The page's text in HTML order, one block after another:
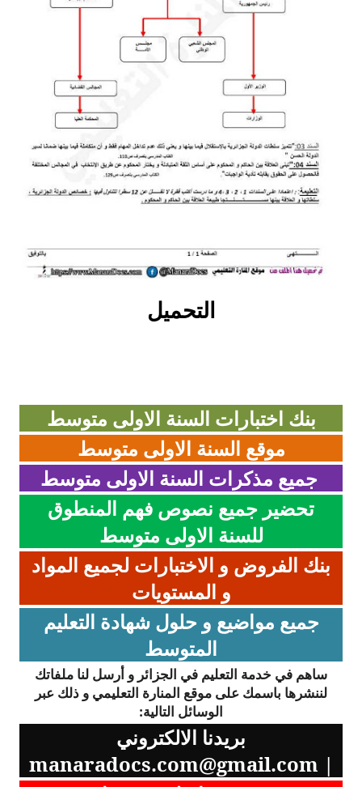
البحوث الجاهزة
بحوث اللغة العربية
بحوث الرياضيات
بحوث التاريخ و الجغرافيا
بحوث الفيزياء و الكيمياء
بحوث العلوم الطبيعية
بحوث اللغة الانجليزية
بحوث في مجالات اخرىالتحميل
بنك اختبارات السنة الاولى متوسط
موقع السنة الاولى متوسط
جميع مذكرات السنة الاولى متوسط
تحضير جميع نصوص فهم المنطوق
للسنة الاولى متوسط
بنك الفروض و الاختبارات لجميع المواد
و المستويات
جميع مواضيع و حلول شهادة التعليم
المتوسط
ساهم في خدمة التعليم في الجزائر و أرسل لنا ملفاتك
لننشرها باسمك على موقع المنارة التعليمي و ذلك عبر
الوسائل التالية:
بريدنا الالكتروني
manaradocs.com@gmail.com |